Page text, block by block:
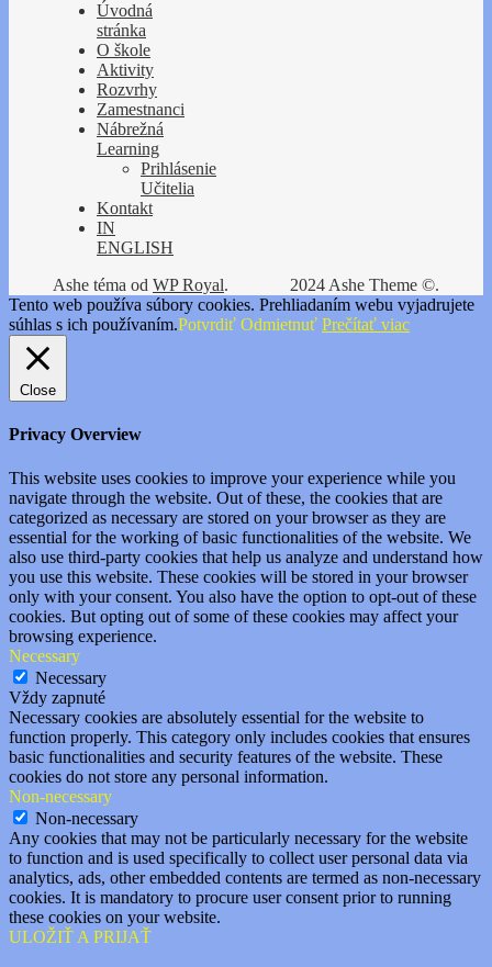
Úvodná
stránka
O škole
Aktivity
Rozvrhy
Zamestnanci
Nábrežná
Learning
Prihlásenie
Učitelia
Kontakt
IN
ENGLISH
2024 Ashe Theme ©.
Ashe téma od WP Royal.
Tento web používa súbory cookies. Prehliadaním webu vyjadrujete
súhlas s ich používaním.Potvrdiť Odmietnuť Prečítať viac
Close
Privacy Overview
This website uses cookies to improve your experience while you
navigate through the website. Out of these, the cookies that are
categorized as necessary are stored on your browser as they are
essential for the working of basic functionalities of the website. We
also use third-party cookies that help us analyze and understand how
you use this website. These cookies will be stored in your browser
only with your consent. You also have the option to opt-out of these
cookies. But opting out of some of these cookies may affect your
browsing experience.
Necessary
Necessary
Vždy zapnuté
Necessary cookies are absolutely essential for the website to
function properly. This category only includes cookies that ensures
basic functionalities and security features of the website. These
cookies do not store any personal information.
Non-necessary
Non-necessary
Any cookies that may not be particularly necessary for the website
to function and is used specifically to collect user personal data via
analytics, ads, other embedded contents are termed as non-necessary
cookies. It is mandatory to procure user consent prior to running
these cookies on your website.
ULOŽIŤ A PRIJAŤ